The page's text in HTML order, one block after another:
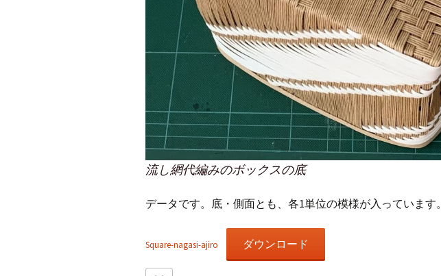
流し網代編みのボックスの底
データです。底・側面とも、各1単位の模様が入っています。
Square-nagasi-ajiro ダウンロード